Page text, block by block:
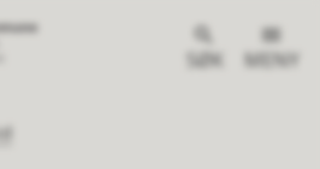
SØK MENY